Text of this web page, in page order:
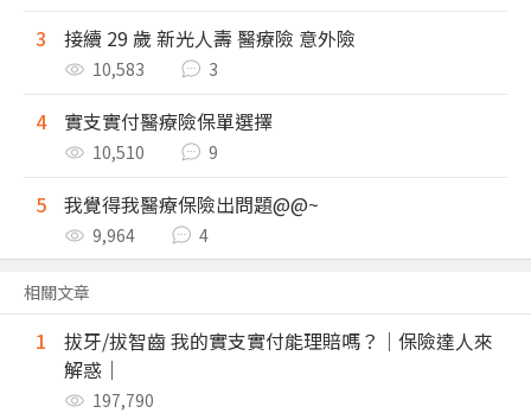
3 接續 29 歲 新光人壽 醫療險 意外險
10,583 3
4 實支實付醫療險保單選擇
10,510 9
5 我覺得我醫療保險出問題@@~
9,964 4
相關文章
1
拔牙/拔智齒 我的實支實付能理賠嗎？｜保險達人來
解惑｜
197,790